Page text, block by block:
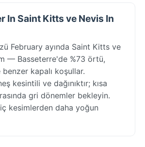
In Saint Kitts ve Nevis In
February ayında Saint Kitts ve
— Basseterre'de %73 örtü,
kapalı koşullar.
kesintili ve dağınıktır; kısa
gri dönemler bekleyin.
iç kesimlerden daha yoğun